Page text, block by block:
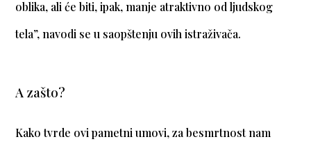
oblika, ali će biti, ipak, manje atraktivno od ljudskog
tela”, navodi se u saopštenju ovih istraživača.
A zašto?
Kako tvrde ovi pametni umovi, za besmrtnost nam